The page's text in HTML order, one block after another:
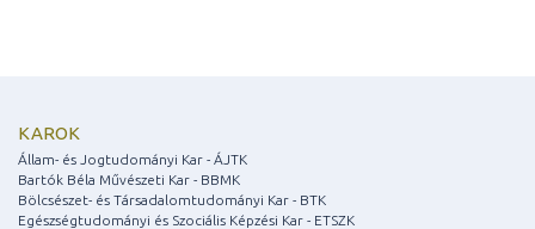
KAROK
Állam- és Jogtudományi Kar - ÁJTK
Bartók Béla Művészeti Kar - BBMK
Bölcsészet- és Társadalomtudományi Kar - BTK
Egészségtudományi és Szociális Képzési Kar - ETSZK